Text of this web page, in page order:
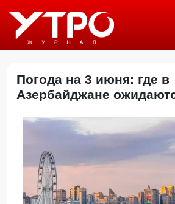
Погода на 3 июня: где в
Азербайджане